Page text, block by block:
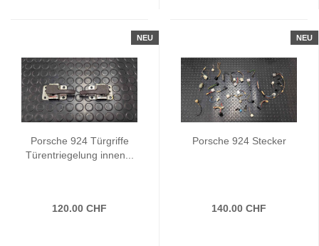
NEU
Porsche 924 Türgriffe
Türentriegelung innen...
120.00 CHF
NEU
Porsche 924 Stecker
140.00 CHF